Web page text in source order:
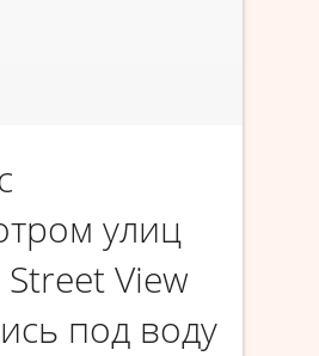
улиц
View
под воду